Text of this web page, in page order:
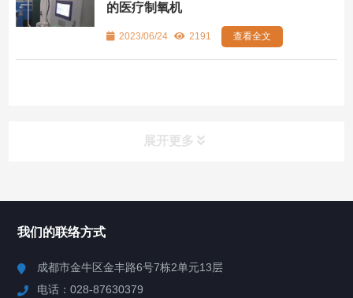
的医疗制氧机
2023/06/24 2191 查看全文
展开更多
视频中心
我们的联络方式
成都市金牛区金丰路6号7栋2单元13层
电话：028-87630379